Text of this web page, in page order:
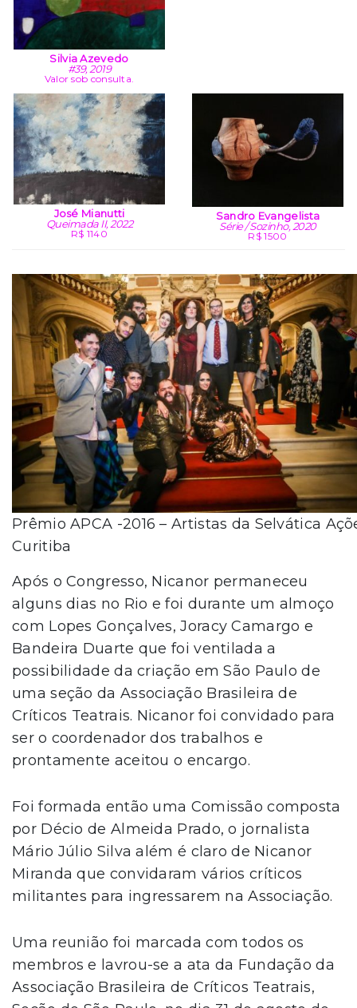
Silvia Azevedo
#39, 2019
Valor sob consulta.
José Mianutti
Queimada II, 2022
R$ 1140
Sandro Evangelista
Série / Sozinho, 2020
R$ 1500
Prêmio APCA -2016 – Artistas da Selvática
Curitiba
Após o Congresso, Nicanor permaneceu
alguns dias no Rio e foi durante um almoço
com Lopes Gonçalves, Joracy Camargo e
Bandeira Duarte que foi ventilada a
possibilidade da criação em São Paulo de
uma seção da Associação Brasileira de
Críticos Teatrais. Nicanor foi convidado para
ser o coordenador dos trabalhos e
prontamente aceitou o encargo.
Foi formada então uma Comissão composta
por Décio de Almeida Prado, o jornalista
Mário Júlio Silva além é claro de Nicanor
Miranda que convidaram vários críticos
militantes para ingressarem na Associação.
Uma reunião foi marcada com todos os
membros e lavrou-se a ata da Fundação da
Associação Brasileira de Críticos Teatrais,